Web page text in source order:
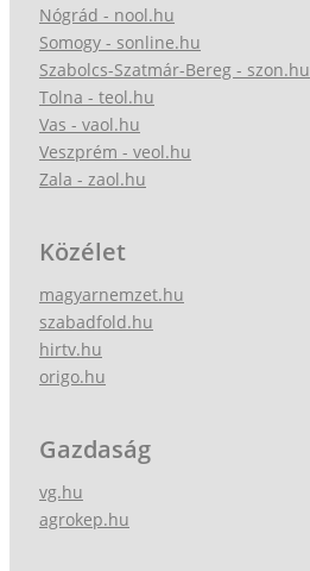
Nógrád - nool.hu
Somogy - sonline.hu
Szabolcs-Szatmár-Bereg - szon.hu
Tolna - teol.hu
Vas - vaol.hu
Veszprém - veol.hu
Zala - zaol.hu
Közélet
magyarnemzet.hu
szabadfold.hu
hirtv.hu
origo.hu
Gazdaság
vg.hu
agrokep.hu